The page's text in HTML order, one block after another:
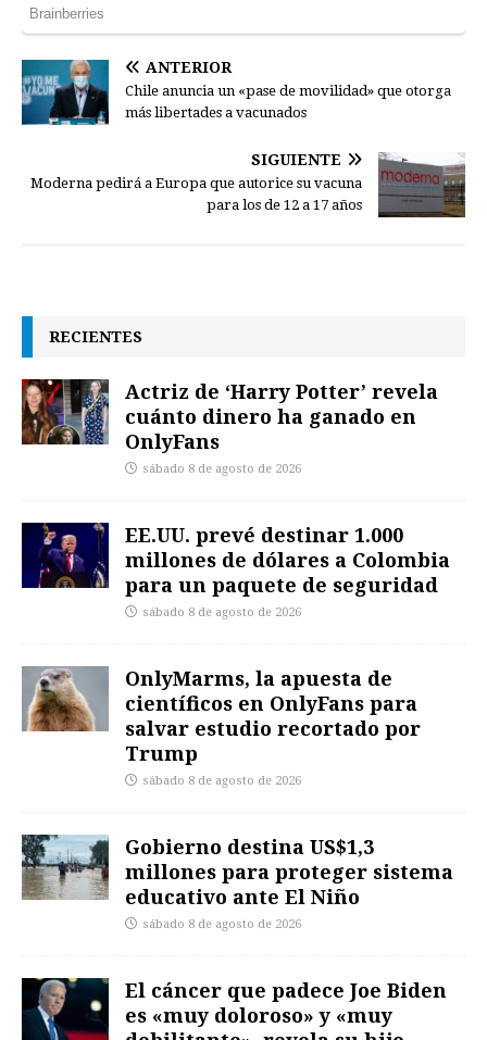
ANTERIOR
Chile anuncia un «pase de movilidad» que otorga
más libertades a vacunados
SIGUIENTE
Moderna pedirá a Europa que autorice su vacuna
para los de 12 a 17 años
RECIENTES
Actriz de ‘Harry Potter’ revela
cuánto dinero ha ganado en
OnlyFans
sábado 8 de agosto de 2026
EE.UU. prevé destinar 1.000
millones de dólares a Colombia
para un paquete de seguridad
sábado 8 de agosto de 2026
OnlyMarms, la apuesta de
científicos en OnlyFans para
salvar estudio recortado por
Trump
sábado 8 de agosto de 2026
Gobierno destina US$1,3
millones para proteger sistema
educativo ante El Niño
sábado 8 de agosto de 2026
El cáncer que padece Joe Biden
es «muy doloroso» y «muy